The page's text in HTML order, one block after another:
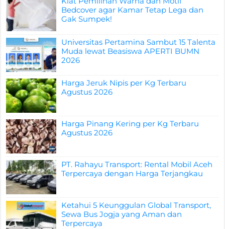
Bedcover agar Kamar Tetap Lega dan
Gak Sumpek!
Universitas Pertamina Sambut 15 Talenta
Muda lewat Beasiswa APERTI BUMN
2026
Harga Jeruk Nipis per Kg Terbaru
Agustus 2026
Harga Pinang Kering per Kg Terbaru
Agustus 2026
PT. Rahayu Transport: Rental Mobil Aceh
Terpercaya dengan Harga Terjangkau
Ketahui 5 Keunggulan Global Transport,
Sewa Bus Jogja yang Aman dan
Terpercaya